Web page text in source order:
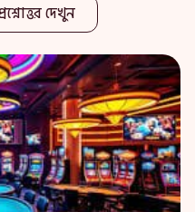
দেখুন